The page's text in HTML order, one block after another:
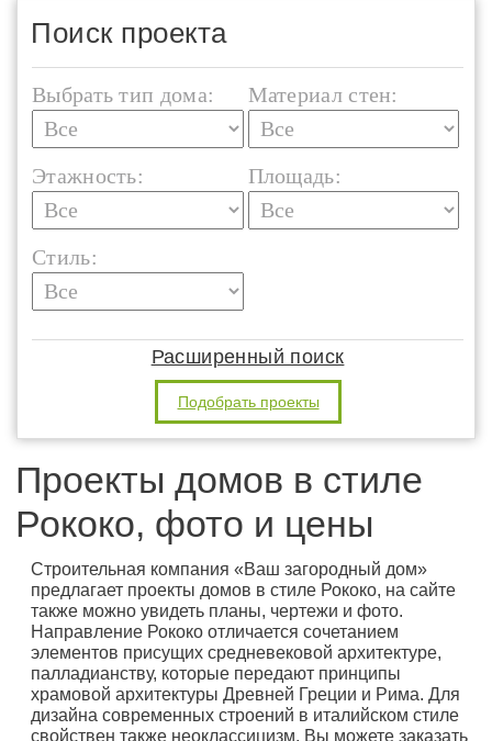
Поиск проекта
Выбрать тип дома: Материал стен:
Этажность: Площадь:
Стиль:
Расширенный поиск
Подобрать проекты
Проекты домов в стиле
Рококо, фото и цены
Строительная компания «Ваш загородный дом»
предлагает проекты домов в стиле Рококо, на сайте
также можно увидеть планы, чертежи и фото.
Направление Рококо отличается сочетанием
элементов присущих средневековой архитектуре,
палладианству, которые передают принципы
храмовой архитектуры Древней Греции и Рима. Для
дизайна современных строений в италийском стиле
свойствен также неоклассицизм. Вы можете заказать